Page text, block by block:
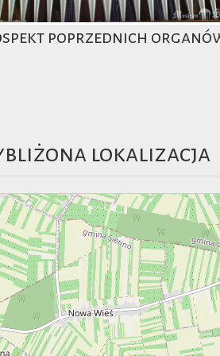
poprzednich
lokalizacja